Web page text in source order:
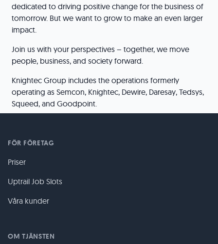
dedicated to driving positive change for the business of
tomorrow. But we want to grow to make an even larger
impact.
Join us with your perspectives – together, we move
people, business, and society forward.
Knightec Group includes the operations formerly
operating as Semcon, Knightec, Dewire, Daresay, Tedsys,
Squeed, and Goodpoint.
FÖR FÖRETAG
Priser
Uptrail Job Slots
Våra kunder
OM TJÄNSTEN